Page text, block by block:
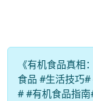
《有机食品真相
食品 #生活技巧
# #有机食品指